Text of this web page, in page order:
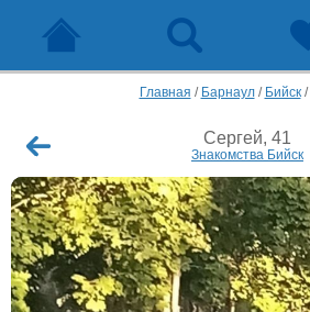
Главная / Барнаул/ Бийск/
Сергей, 41
Знакомства Бийск